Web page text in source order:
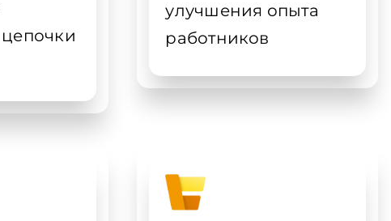
улучшения опыта
работников